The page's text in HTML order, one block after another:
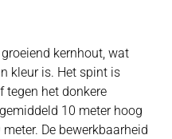
kernhout, wat
kleur is. Het spint is
tegen het donkere
10 meter hoog
De bewerkbaarheid